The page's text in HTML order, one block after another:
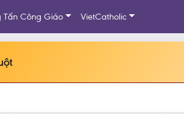
Tấn Công Giáo VietCatholic